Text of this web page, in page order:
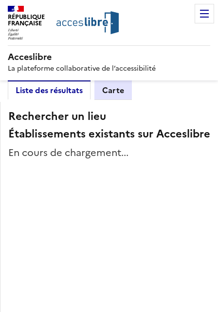
RÉPUBLIQUE
FRANÇAISE
Acceslibre
La plateforme collaborative de l’accessibilité
Liste des résultats Carte
Rechercher un lieu
Établissements existants sur Acceslibre
En cours de chargement...